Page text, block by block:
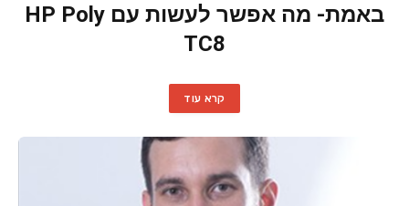
באמת- מה אפשר לעשות עם HP Poly
TC8
קרא עוד